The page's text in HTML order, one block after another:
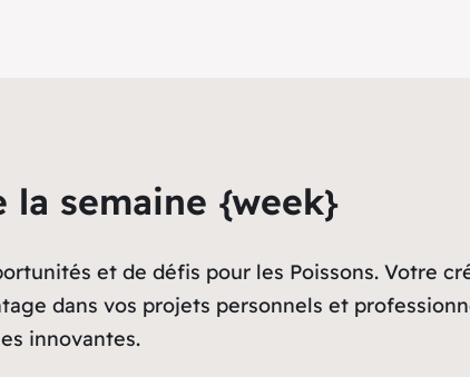
la semaine {week}
et de défis pour les Poissons. Votre
dans vos projets personnels et
innovantes.